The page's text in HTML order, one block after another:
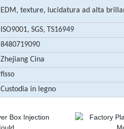
EDM, texture, lucidatura ad alta
ISO9001, SGS, TS16949
8480719090
Zhejiang Cina
fisso
Custodia in legno